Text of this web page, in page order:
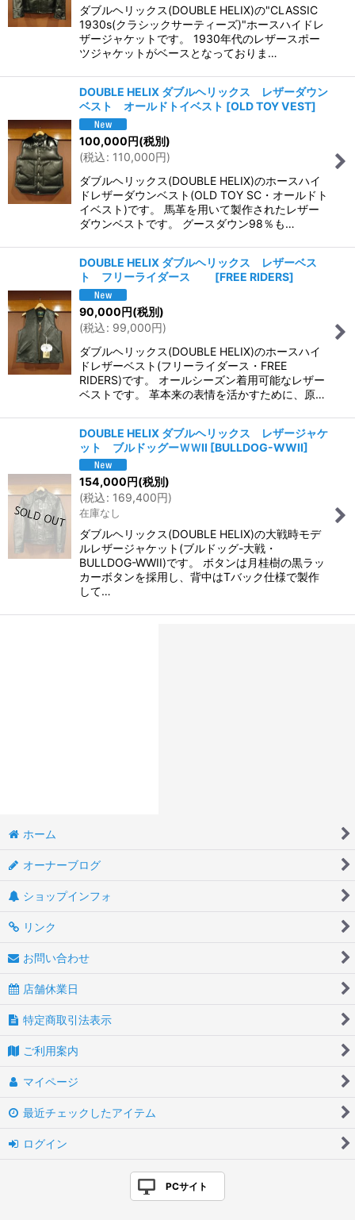
ダブルヘリックス(DOUBLE HELIX)の"CLASSIC
1930s(クラシックサーティーズ)"ホースハイドレ
ザージャケットです。 1930年代のレザースポー
ツジャケットがベースとなっておりま…
DOUBLE HELIX ダブルヘリックス レザーダウン
ベスト オールドトイベスト [OLD TOY VEST]
100,000円(税別)
(税込: 110,000円)
ダブルヘリックス(DOUBLE HELIX)のホースハイ
ドレザーダウンベスト(OLD TOY SC・オールドト
イベスト)です。 馬革を用いて製作されたレザー
ダウンベストです。 グースダウン98％も…
DOUBLE HELIX ダブルヘリックス レザーベス
ト フリーライダース
[FREE RIDERS]
90,000円(税別)
(税込: 99,000円)
ダブルヘリックス(DOUBLE HELIX)のホースハイ
ドレザーベスト(フリーライダース・FREE
RIDERS)です。 オールシーズン着用可能なレザー
ベストです。 革本来の表情を活かすために、原…
DOUBLE HELIX ダブルヘリックス レザージャケ
ット ブルドッグーＷＷII [BULLDOG-WWII]
154,000円(税別)
(税込: 169,400円)
在庫なし
ダブルヘリックス(DOUBLE HELIX)の大戦時モデ
ルレザージャケット(ブルドッグ-大戦・
BULLDOG-WWII)です。 ボタンは月桂樹の黒ラッ
カーボタンを採用し、背中はTバック仕様で製作
して…
ホーム
オーナーブログ
ショップインフォ
リンク
お問い合わせ
店舗休業日
特定商取引法表示
ご利用案内
マイページ
最近チェックしたアイテム
ログイン
PCサイト